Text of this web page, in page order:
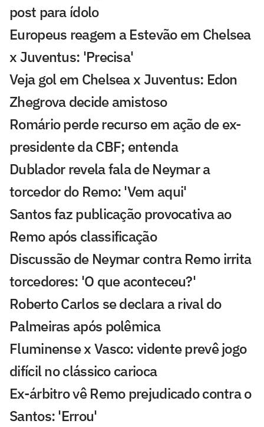
post para ídolo
Europeus reagem a Estevão em Chelsea
x Juventus: 'Precisa'
Veja gol em Chelsea x Juventus: Edon
Zhegrova decide amistoso
Romário perde recurso em ação de ex-
presidente da CBF; entenda
Dublador revela fala de Neymar a
torcedor do Remo: 'Vem aqui'
Santos faz publicação provocativa ao
Remo após classificação
Discussão de Neymar contra Remo irrita
torcedores: 'O que aconteceu?'
Roberto Carlos se declara a rival do
Palmeiras após polêmica
Fluminense x Vasco: vidente prevê jogo
difícil no clássico carioca
Ex-árbitro vê Remo prejudicado contra o
Santos: 'Errou'